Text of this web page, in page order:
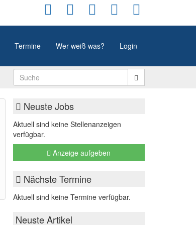
Termine Wer weiß was? Login
Neuste Jobs
Aktuell sind keine Stellenanzeigen
verfügbar.
Anzeige aufgeben
Nächste Termine
Aktuell sind keine Termine verfügbar.
Neuste Artikel